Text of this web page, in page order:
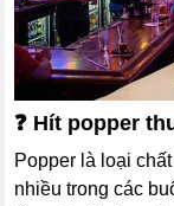
❓ Hít popper
Popper là loại
nhiều trong các